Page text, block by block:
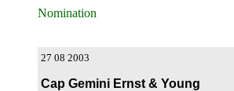
Nomination
27 08 2003
Cap Gemini Ernst & Young